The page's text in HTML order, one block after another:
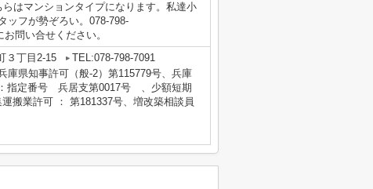
はマンションタイプになります。私達小
フが勢ぞろい。078-798-
問い合せください。
３丁目2-15
TEL:078-798-7091
庫県知事許可（般-2）第115779号、兵庫
指定番号 兵居支第0017号 、少額短期
搬業許可 ： 第181337号、増改築相談員